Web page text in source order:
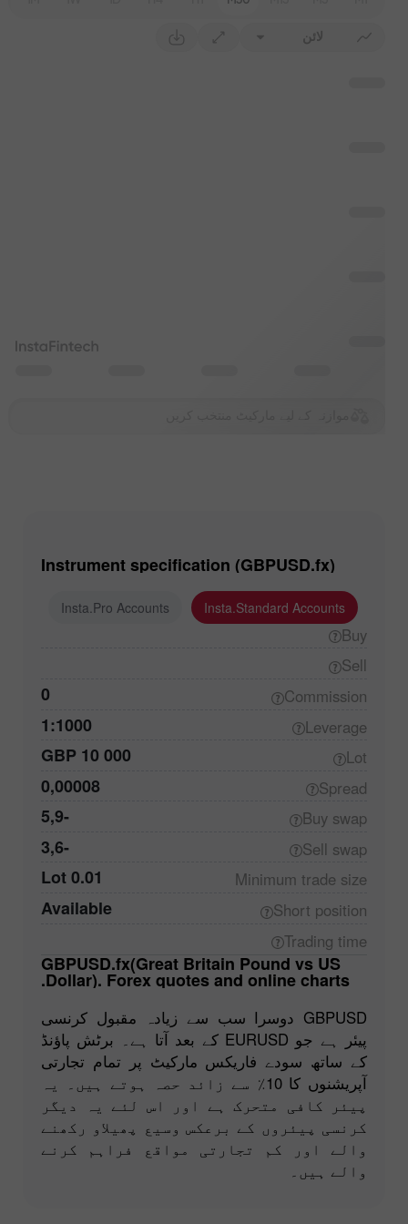
لائن
Instrument specification (GBPUSD.fx)
Insta.Standard Accounts
Insta.Pro Accounts
Buy
Sell
Commission
0
Leverage
1:1000
Lot
GBP 10 000
Spread
0,00008
Buy swap
-5,9
Sell swap
-3,6
Minimum trade size
0.01 Lot
Short position
Available
Trading time
GBPUSD.fx(Great Britain Pound vs US
Dollar). Forex quotes and online charts.
GBPUSD دوسرا سب سے زیادہ مقبول کرنسی
پیئر ہے جو EURUSD کے بعد آتا ہے۔ برٹش پاؤنڈ
کے ساتھ سودے فاریکس مارکیٹ پر تمام تجارتی
آپریشنوں کا 10٪ سے زائد حصہ ہوتے ہیں۔ یہ
پیئر کافی متحرک ہے اور اس لئے یہ دیگر
کرنسی پیئروں کے برعکس وسیع پھیلاو رکھنے
والے اور کم تجارتی مواقع فراہم کرنے
والے ہیں۔